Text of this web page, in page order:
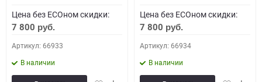
Цена без ECOном скидки:
7 800 руб.
Артикул: 66933
В наличии
Цена без ECOном скидки:
7 800 руб.
Артикул: 66934
В наличии